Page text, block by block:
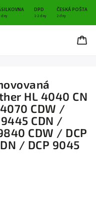
DPD ČESKÁ POŠTA
dny 1-2 dny 2 dny
HL 4040 CN
CDW /
CDN /
CDW / DCP
/ DCP 9045